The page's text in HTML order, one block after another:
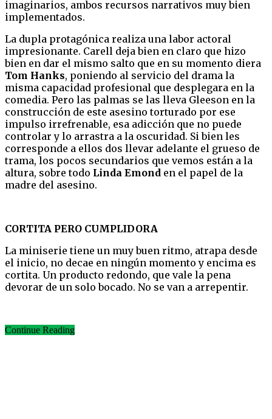
imaginarios, ambos recursos narrativos muy bien
implementados.
La dupla protagónica realiza una labor actoral
impresionante. Carell deja bien en claro que hizo
bien en dar el mismo salto que en su momento diera
Tom Hanks, poniendo al servicio del drama la
misma capacidad profesional que desplegara en la
comedia. Pero las palmas se las lleva Gleeson en la
construcción de este asesino torturado por ese
impulso irrefrenable, esa adicción que no puede
controlar y lo arrastra a la oscuridad. Si bien les
corresponde a ellos dos llevar adelante el grueso de
trama, los pocos secundarios que vemos están a la
altura, sobre todo Linda Emond en el papel de la
madre del asesino.
CORTITA PERO CUMPLIDORA
La miniserie tiene un muy buen ritmo, atrapa desde
el inicio, no decae en ningún momento y encima es
cortita. Un producto redondo, que vale la pena
devorar de un solo bocado. No se van a arrepentir.
Continue Reading